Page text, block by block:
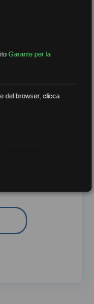
Garante per la
del browser, clicca